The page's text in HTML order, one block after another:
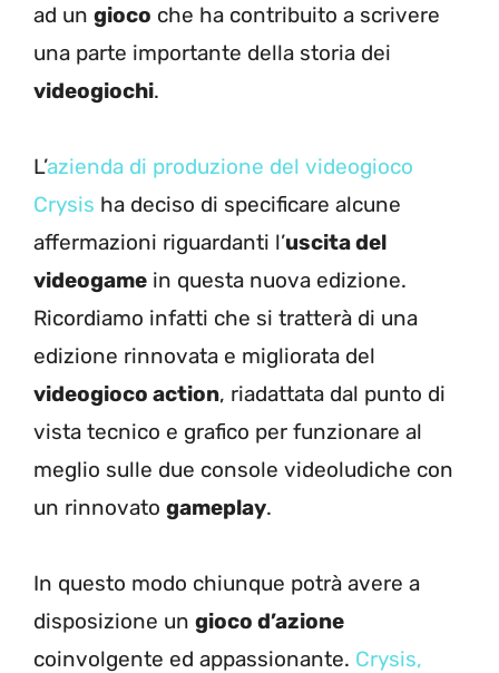
ad un gioco che ha contribuito a scrivere
una parte importante della storia dei
videogiochi.
L’azienda di produzione del videogioco
Crysis ha deciso di specificare alcune
affermazioni riguardanti l’uscita del
videogame in questa nuova edizione.
Ricordiamo infatti che si tratterà di una
edizione rinnovata e migliorata del
videogioco action, riadattata dal punto di
vista tecnico e grafico per funzionare al
meglio sulle due console videoludiche con
un rinnovato gameplay.
In questo modo chiunque potrà avere a
disposizione un gioco d’azione
coinvolgente ed appassionante. Crysis,